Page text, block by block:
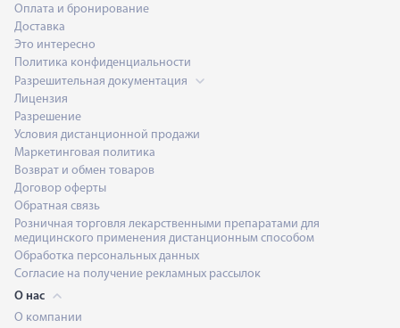
Оплата и бронирование
Доставка
Это интересно
Политика конфиденциальности
Разрешительная документация
Лицензия
Разрешение
Условия дистанционной продажи
Маркетинговая политика
Возврат и обмен товаров
Договор оферты
Обратная связь
Розничная торговля лекарственными препаратами для
медицинского применения дистанционным способом
Обработка персональных данных
Согласие на получение рекламных рассылок
О нас
О компании